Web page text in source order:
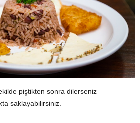
piştikten sonra dilerseniz
saklayabilirsiniz.